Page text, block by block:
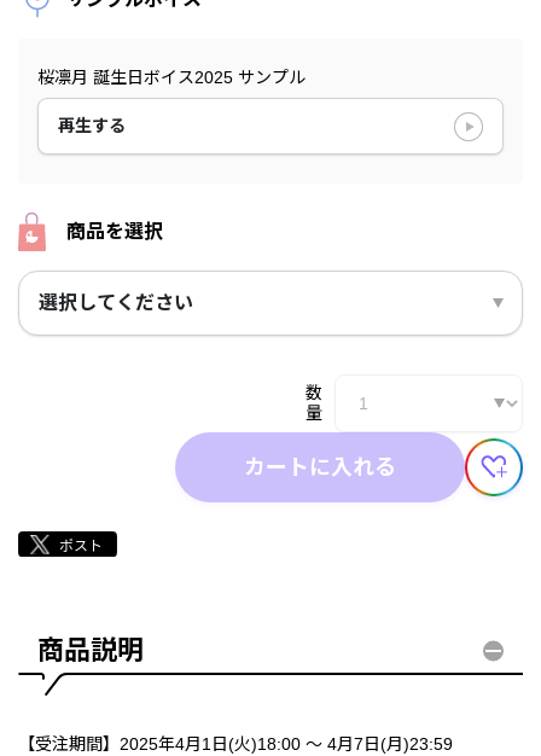
桜凛月 誕生日ボイス2025 サンプル
再生する
商品を選択
選択してください
数
量
カートに入れる
商品説明
【受注期間】2025年4月1日(火)18:00 ～ 4月7日(月)23:59